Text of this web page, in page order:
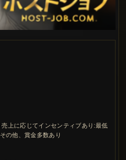
上に応じてインセンティブあり:最低
の他、賞金多数あり